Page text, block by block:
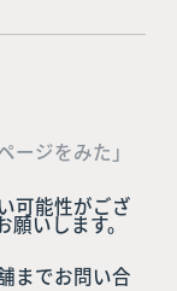
ージをみた」
可能性がござ
願いします。
までお問い合